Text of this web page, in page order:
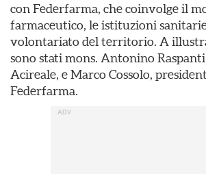
con Federfarma, che coinvolge il
farmaceutico, le istituzioni
volontariato del territorio. A
sono stati mons. Antonino
Acireale, e Marco Cossolo,
Federfarma.